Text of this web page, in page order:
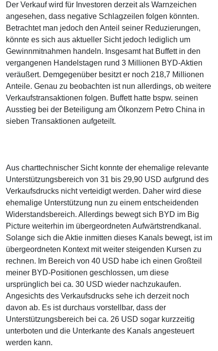
Der Verkauf wird für Investoren derzeit als Warnzeichen
angesehen, dass negative Schlagzeilen folgen könnten.
Betrachtet man jedoch den Anteil seiner Reduzierungen,
könnte es sich aus aktueller Sicht jedoch lediglich um
Gewinnmitnahmen handeln. Insgesamt hat Buffett in den
vergangenen Handelstagen rund 3 Millionen BYD-Aktien
veräußert. Demgegenüber besitzt er noch 218,7 Millionen
Anteile. Genau zu beobachten ist nun allerdings, ob weitere
Verkaufstransaktionen folgen. Buffett hatte bspw. seinen
Ausstieg bei der Beteiligung am Ölkonzern Petro China in
sieben Transaktionen aufgeteilt.
Aus charttechnischer Sicht konnte der ehemalige relevante
Unterstützungsbereich von 31 bis 29,90 USD aufgrund des
Verkaufsdrucks nicht verteidigt werden. Daher wird diese
ehemalige Unterstützung nun zu einem entscheidenden
Widerstandsbereich. Allerdings bewegt sich BYD im Big
Picture weiterhin im übergeordneten Aufwärtstrendkanal.
Solange sich die Aktie inmitten dieses Kanals bewegt, ist im
übergeordneten Kontext mit weiter steigenden Kursen zu
rechnen. Im Bereich von 40 USD habe ich einen Großteil
meiner BYD-Positionen geschlossen, um diese
ursprünglich bei ca. 30 USD wieder nachzukaufen.
Angesichts des Verkaufsdrucks sehe ich derzeit noch
davon ab. Es ist durchaus vorstellbar, dass der
Unterstützungsbereich bei ca. 26 USD sogar kurzzeitig
unterboten und die Unterkante des Kanals angesteuert
werden kann.